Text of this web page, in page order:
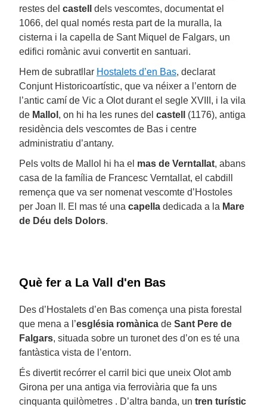
restes del castell
dels vescomtes, documentat el
1066, del qual només resta part de la muralla, la
cisterna i la capella de Sant Miquel de Falgars, un
edifici romànic avui convertit en santuari.
Hem de subratllar Hostalets d’en Bas, declarat
Conjunt Historicoartístic, que va néixer a l’entorn de
l’antic camí de Vic a Olot durant el segle XVIII, i la vila
de Mallol , on hi ha les runes del castell
(1176), antiga
residència dels vescomtes de Bas i centre
administratiu d’antany.
Pels volts de Mallol hi ha el mas de Verntallat, abans
casa de la família de Francesc Verntallat, el cabdill
remença que va ser nomenat vescomte d’Hostoles
per Joan II. El mas té una capella dedicada a la Mare
de Déu dels Dolors.
Què fer a La Vall d'en Bas
Des d’Hostalets d’en Bas comença una pista forestal
que mena a l’església romànica de Sant Pere de
Falgars, situada sobre un turonet des d’on es té una
fantàstica vista de l’entorn.
És divertit recórrer el carril bici que uneix Olot amb
Girona per una antiga via ferroviària que fa uns
cinquanta quilòmetres . D’altra banda, un tren turístic